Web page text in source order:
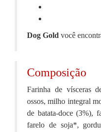
Dog Gold você
Composição
Farinha de vísceras
ossos, milho integral
de batata-doce (3%),
farelo de soja*,